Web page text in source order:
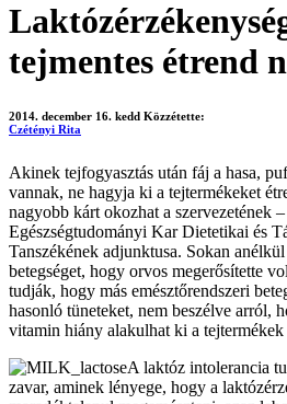
tejmentes étrend
2014. december 16. kedd Közzétette:
Czétényi Rita
Akinek tejfogyasztás után fáj a hasa,
vannak, ne hagyja ki a tejtermékeket
nagyobb kárt okozhat a szervezetének
Egészségtudományi Kar Dietetikai és
Tanszékének adjunktusa. Sokan
betegséget, hogy orvos megerősítette
tudják, hogy más emésztőrendszeri
hasonló tüneteket, nem beszélve arról,
vitamin hiány alakulhat ki a tejtermékek
A laktóz intolerancia
zavar, aminek lényege, hogy a